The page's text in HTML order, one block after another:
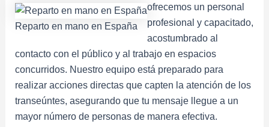
Reparto en mano en España
ofrecemos un personal
profesional y capacitado,
acostumbrado al
contacto con el público y al trabajo en espacios
concurridos. Nuestro equipo está preparado para
realizar acciones directas que capten la atención de los
transeúntes, asegurando que tu mensaje llegue a un
mayor número de personas de manera efectiva.